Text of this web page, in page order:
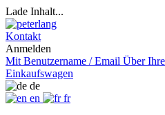
Lade Inhalt...
Kontakt
Anmelden
Mit Benutzername / Email Über
Einkaufswagen
de
en
fr